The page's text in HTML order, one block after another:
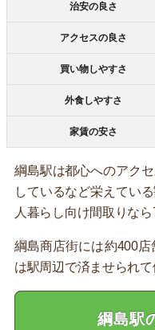
治安の良さ
アクセスの良さ
買い物しやすさ
外食しやすさ
家賃の安さ
綱島駅は都心へのアク
しているなど栄えてい
人暮らし向け間取りな
綱島商店街には約400
は駅周辺で済ませられて
綱島駅